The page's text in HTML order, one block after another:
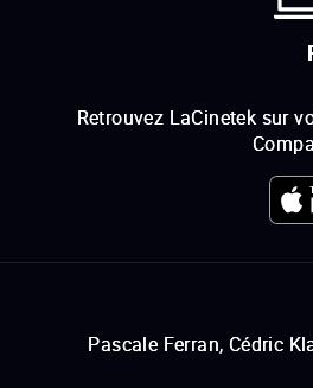
Retrouvez LaCinetek sur
Pascale Ferran, Cédric